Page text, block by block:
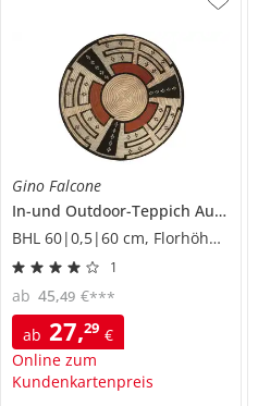
Gino Falcone
In-und Outdoor-Teppich Aurora
BHL 60|0,5|60 cm, Florhöhe 0,5 cm
1
ab 27,29 €
Online zum
Kundenkartenpreis
ab 45,49 €***